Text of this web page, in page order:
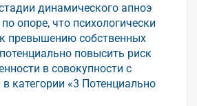
динамического апноэ
опоре, что психологически
превышению собственных
повысить риск
в совокупности с
категории «3 Потенциально